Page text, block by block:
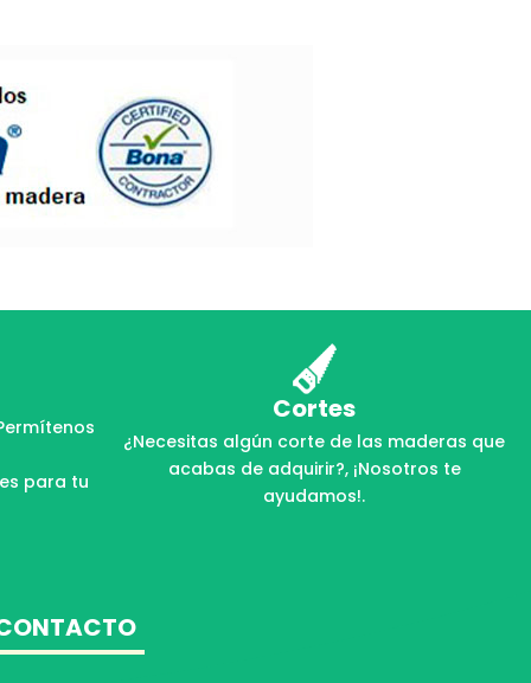
para tu
Cortes
¿Necesitas algún corte de las maderas que
acabas de adquirir?, ¡Nosotros te
ayudamos!.